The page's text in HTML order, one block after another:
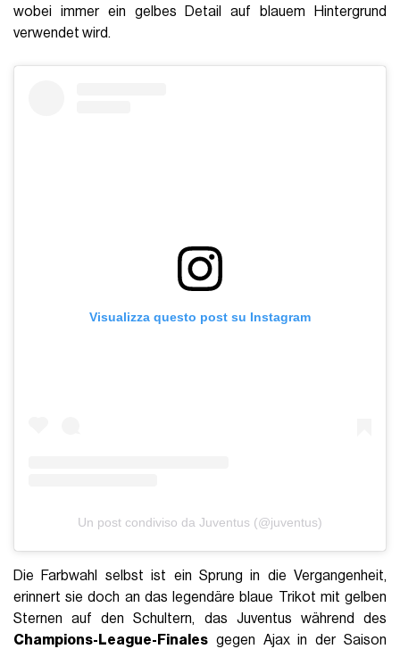
wobei immer ein gelbes Detail auf blauem Hintergrund
verwendet wird.
Visualizza questo post su Instagram
Un post condiviso da Juventus (@juventus)
Die Farbwahl selbst ist ein Sprung in die Vergangenheit,
erinnert sie doch an das legendäre blaue Trikot mit gelben
Sternen auf den Schultern, das Juventus während des
Champions-League-Finales gegen Ajax in der Saison